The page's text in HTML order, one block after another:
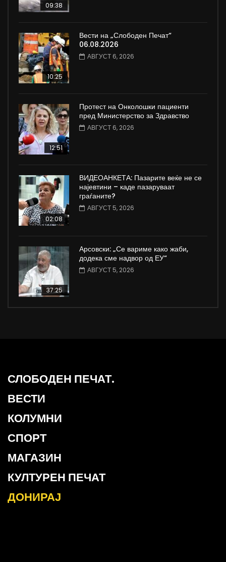
09:38
10:25
Вести на „Слободен Печат“
06.08.2026
АВГУСТ 6, 2026
12:51
Протест на Онколошки пациенти
пред Министерство за Здравство
АВГУСТ 6, 2026
02:08
ВИДЕОАНКЕТА: Пазарите веќе не се
најевтини – каде пазаруваат
граѓаните?
АВГУСТ 5, 2026
37:25
Арсовски: „Се вариме како жаби,
додека сме надвор од ЕУ“
АВГУСТ 5, 2026
СЛОБОДЕН ПЕЧАТ.
ВЕСТИ
КОЛУМНИ
СПОРТ
МАГАЗИН
КУЛТУРЕН ПЕЧАТ
ДОНИРАЈ